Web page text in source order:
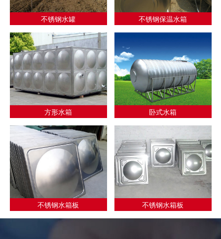
不锈钢水罐 不锈钢保温水箱
方形水箱 卧式水箱
不锈钢水箱板 不锈钢水箱板